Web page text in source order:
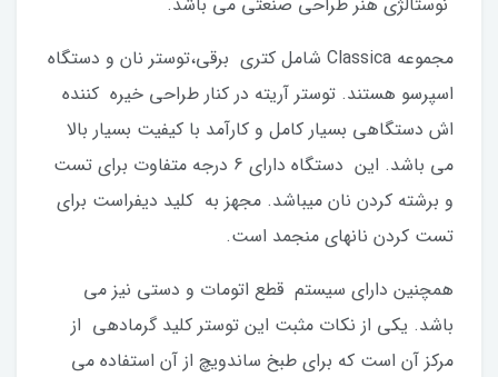
مجموعه Classica شامل کتری برقی،توستر نان و دستگاه
اسپرسو هستند. توستر آریته در کنار طراحی خیره کننده
اش دستگاهی بسیار کامل و کارآمد با کیفیت بسیار بالا
می باشد. این دستگاه دارای 6 درجه متفاوت برای تست
و برشته کردن نان میباشد. مجهز به کلید دیفراست برای
تست کردن نانهای منجمد است.
همچنین دارای سیستم قطع اتومات و دستی نیز می
باشد. یکی از نکات مثبت این توستر کلید گرمادهی از
مرکز آن است که برای طبخ ساندویچ از آن استفاده می